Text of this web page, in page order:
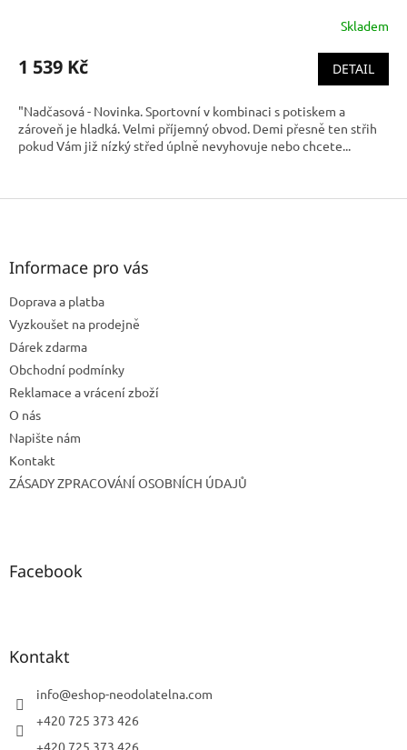
Skladem
1 539 Kč DETAIL
"Nadčasová - Novinka. Sportovní v kombinaci s potiskem a
zároveň je hladká. Velmi příjemný obvod. Demi přesně ten střih
pokud Vám již nízký střed úplně nevyhovuje nebo chcete...
Z
Informace pro vás
Doprava a platba
Vyzkoušet na prodejně
Dárek zdarma
Obchodní podmínky
Reklamace a vrácení zboží
O nás
Napište nám
Kontakt
ZÁSADY ZPRACOVÁNÍ OSOBNÍCH ÚDAJŮ
Facebook
Kontakt
info@eshop-neodolatelna.com
+420 725 373 426
+420 725 373 426